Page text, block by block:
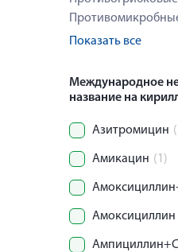
Показать все
Международное
название на
Азитромицин
Амикацин (1)
Амоксициллин